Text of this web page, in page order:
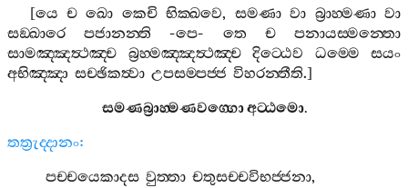
[යෙ ච ඛො කෙචි භික‍්ඛවෙ, සමණා වා බ්‍රාහ‍්මණා වා
සඞ‍්ඛාරෙ
පජානන‍්ති -පෙ- තෙ ච
පනායස‍්මන‍්තො
සාමඤ‍්ඤත්‍ථඤ‍්ච
බ්‍රහ‍්මඤ‍්ඤත්‍ථඤ‍්ච දිට‍්ඨෙව ධම‍්මෙ
සයං
අභිඤ‍්ඤා සච‍්ඡිකත්‍වා උපසම‍්පජ‍්ජ විහරන‍්තීති.]
සමණබ්‍රාහ‍්මණවග‍්ගොඅට‍්ඨමො.
තත්‍රුද‍්දානං:
පච‍්චයෙකාදස වුත‍්තා චතුසච‍්චවිභජ‍්ජනා,